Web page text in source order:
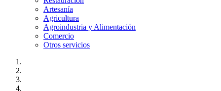
Artesanía
Agricultura
Agroindustria y Alimentación
Comercio
Otros servicios